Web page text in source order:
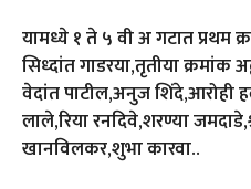
यामध्ये १ ते ५ वी अ गटात प्रथम
सिध्दांत गाडरया,तृतीया क्रमांक
वेदांत पाटील,अनुज शिंदे,आरोही
लाले,रिया रनदिवे,शरण्या
खानविलकर,शुभा कारवा..